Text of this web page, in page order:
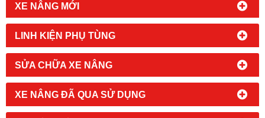
XE NÂNG MỚI
LINH KIỆN PHỤ TÙNG
SỬA CHỮA XE NÂNG
XE NÂNG ĐÃ QUA SỬ DỤNG